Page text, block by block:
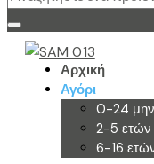
Αρχική
Αγόρι
0-24
2-5 ετών
6-16